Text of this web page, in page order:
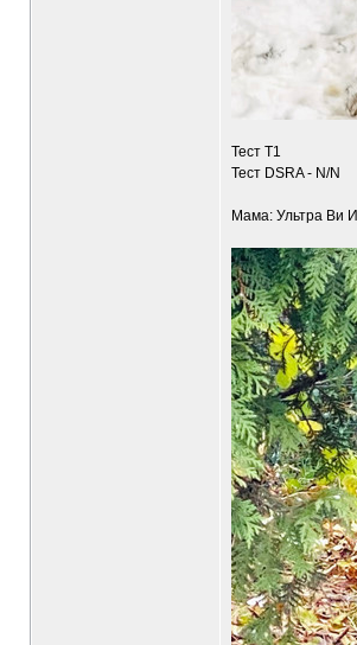
Тест Т1
Тест DSRA - N/N
Мама: Ультра Ви